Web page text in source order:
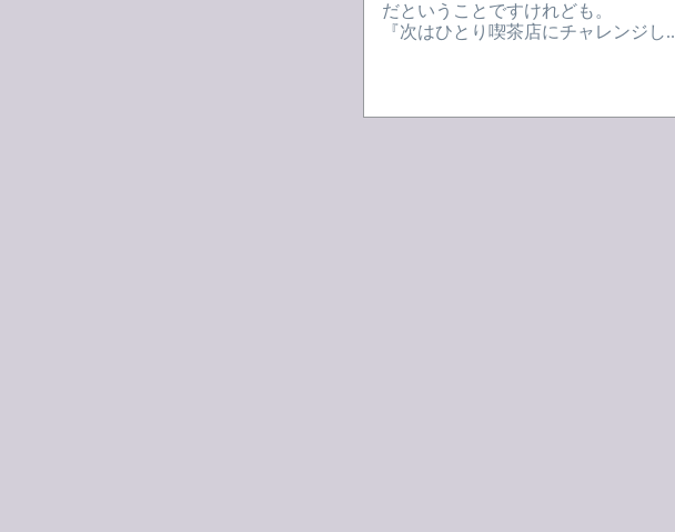
だということですけれども。
『次はひとり喫茶店にチャレンジし..